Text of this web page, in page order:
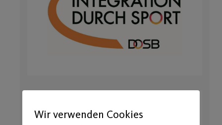
Wir verwenden Cookies